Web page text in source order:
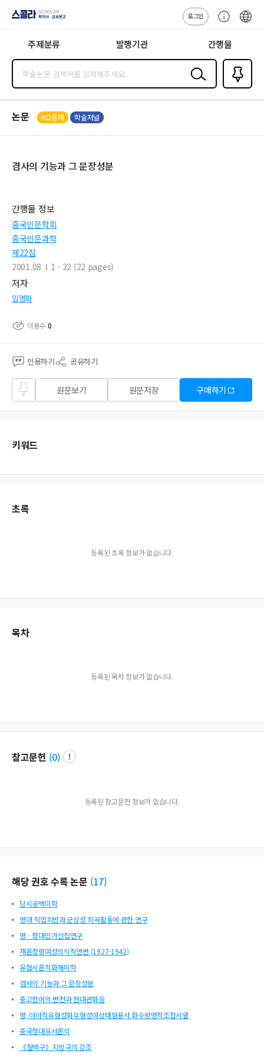
지사·교보문고
로그인
센
주제분류 발행기관 간행물
검색
즐겨찾
기0
논문 KCI등재 학술저널
겸사의 기능과 그 문장성분
간행물 정보
중국인문학회
중국인문과학
제22집
2001.08
1 - 22 (22 pages)
저자
임명화
이용수0
인용하기 공유하기
즐겨
찾기
원문보기 원문저장 구매하기
키워드
초록
등록된 초록 정보가 없습니다.
목차
등록된 목차 정보가 없습니다.
참고문헌 (0)
등록된 참고문헌 정보가 없습니다.
해당 권호 수록 논문 (17)
당시공백미학
명대 직업희반과 군상성 희곡활동에 관한 연구
명ㆍ청대민가선집연구
재론정령여성의식적연변 (1927-1942)
유협시론적화해미학
겸사의 기능과 그 문장성분
중고한어의 변천과 현대관화음
명, 야아적유형성화무형성여상태형용사 화수량명적조합서열
중국청대유서론석
《철백구》지방극의 강조